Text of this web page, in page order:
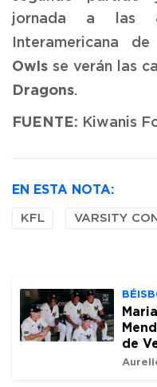
jornada a las
Interamericana
Owls se verán las
Dragons.
FUENTE: Kiwanis
EN ESTA NOTA:
KFL VARSITY
de